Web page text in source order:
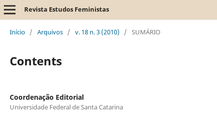
Revista Estudos Feministas
Início / Arquivos / v. 18 n. 3 (2010) / SUMÁRIO
Contents
Coordenação Editorial
Universidade Federal de Santa Catarina